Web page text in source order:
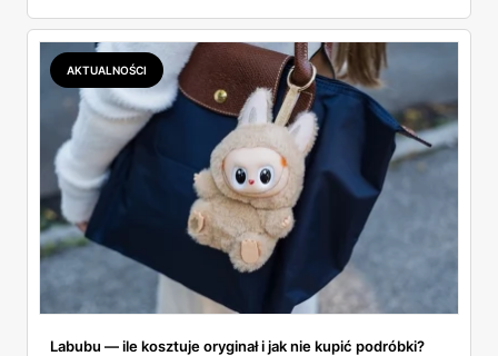
najszybciej rosnący sport w Polsce: kortów przybywa
lawinowo, a chętnych jeszcze szybciej. Sprawdziłam, co
dokładnie dostajemy za te pieniądze i komu taka rakieta
faktycznie wystarczy.
AKTUALNOŚCI
Labubu — ile kosztuje oryginał i jak nie kupić podróbki?